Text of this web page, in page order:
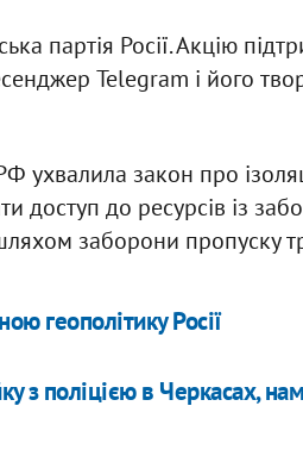
партія Росії. Акцію
Telegram і його
ухвалила закон про
доступ до ресурсів із
заборони пропуску
геополітику Росії
з поліцією в Черкасах,